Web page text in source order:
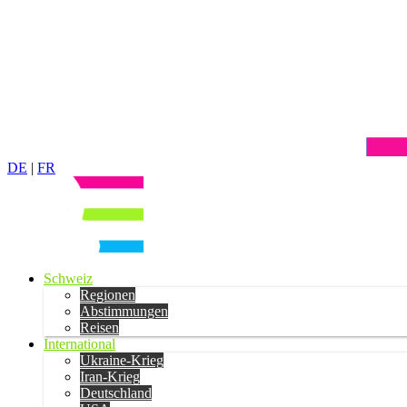
DE | FR
Schweiz
Regionen
Abstimmungen
Reisen
International
Ukraine-Krieg
Iran-Krieg
Deutschland